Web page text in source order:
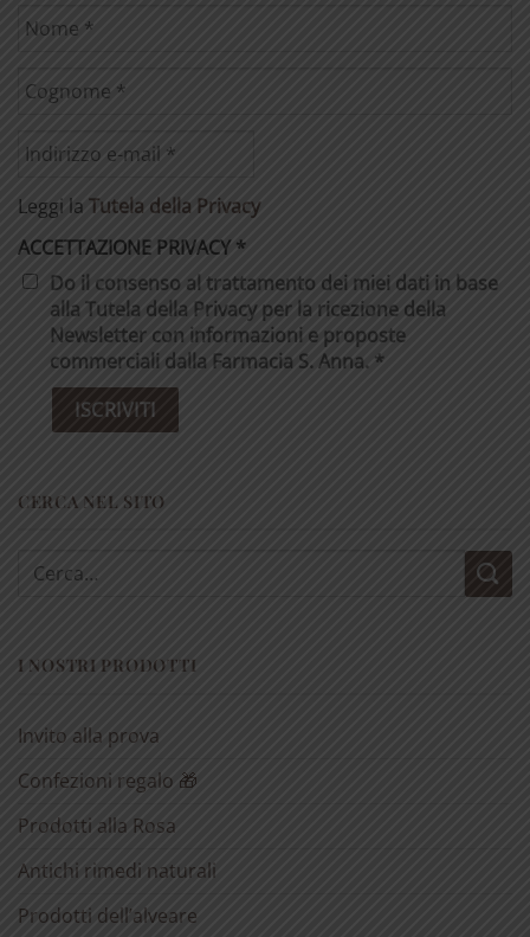
Leggi la Tutela della Privacy
ACCETTAZIONE PRIVACY*
Do il consenso al trattamento dei miei dati in base
alla Tutela della Privacy per la ricezione della
Newsletter con informazioni e proposte
commerciali dalla Farmacia S. Anna. *
CERCA NEL SITO
Cerca:
I NOSTRI PRODOTTI
Invito alla prova
Confezioni regalo 🎁
Prodotti alla Rosa
Antichi rimedi naturali
Prodotti dell’alveare